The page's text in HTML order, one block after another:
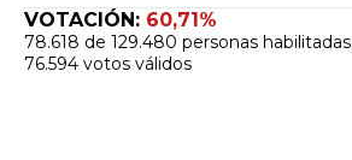
VOTACIÓN: 60,71%
78.618 de 129.480 personas habilitadas
76.594 votos válidos